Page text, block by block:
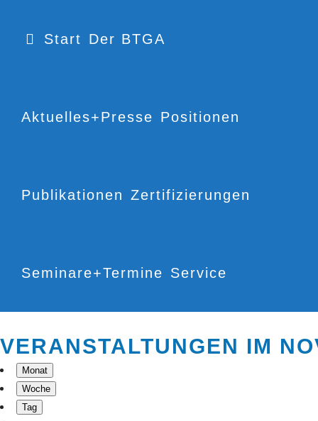
Start Der BTGA
Aktuelles+Presse Positionen
Publikationen Zertifizierungen
Seminare+Termine Service
VERANSTALTUNGEN IM
Monat
Woche
Tag